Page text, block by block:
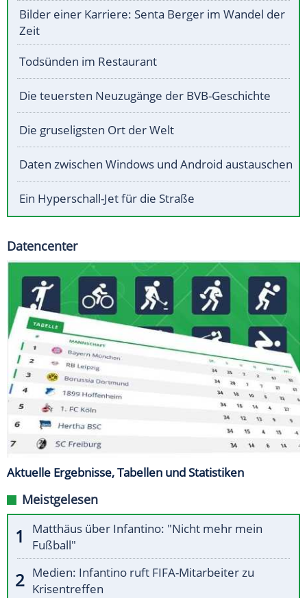
Bilder einer Karriere: Senta Berger im Wandel der
Zeit
Todsünden im Restaurant
Die teuersten Neuzugänge der BVB-Geschichte
Die gruseligsten Ort der Welt
Daten zwischen Windows und Android austauschen
Ein Hyperschall-Jet für die Straße
Datencenter
Aktuelle Ergebnisse, Tabellen und Statistiken
Meistgelesen
Matthäus über Infantino: "Nicht mehr mein
Fußball"
Medien: Infantino ruft FIFA-Mitarbeiter zu
Krisentreffen